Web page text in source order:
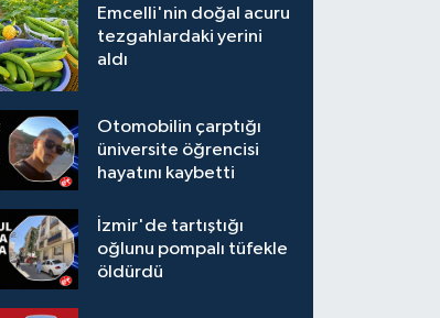
Emcelli'nin doğal acuru
tezgahlardaki yerini
aldı
Otomobilin çarptığı
üniversite öğrencisi
hayatını kaybetti
İzmir'de tartıştığı
oğlunu pompalı tüfekle
öldürdü